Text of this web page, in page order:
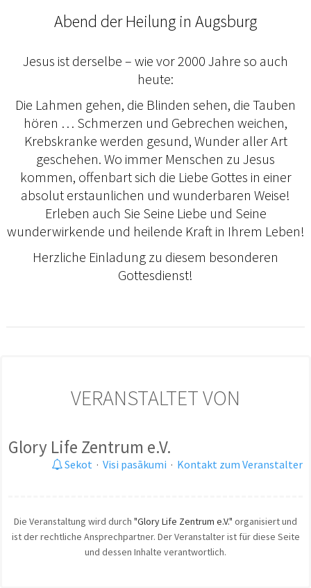
Abend der Heilung in Augsburg
Jesus ist derselbe – wie vor 2000 Jahre so auch
heute:
Die Lahmen gehen, die Blinden sehen, die Tauben
hören … Schmerzen und Gebrechen weichen,
Krebskranke werden gesund, Wunder aller Art
geschehen. Wo immer Menschen zu Jesus
kommen, offenbart sich die Liebe Gottes in einer
absolut erstaunlichen und wunderbaren Weise!
Erleben auch Sie Seine Liebe und Seine
wunderwirkende und heilende Kraft in Ihrem Leben!
Herzliche Einladung zu diesem besonderen
Gottesdienst!
VERANSTALTET VON
Glory Life Zentrum e.V.
Sekot · Visi pasākumi · Kontakt zum Veranstalter
Die Veranstaltung wird durch "Glory Life Zentrum e.V." organisiert und
ist der rechtliche Ansprechpartner. Der Veranstalter ist für diese Seite
und dessen Inhalte verantwortlich.